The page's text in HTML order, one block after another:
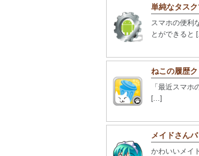
単純なタス
スマホの便利
とができると
ねこの履歴
「最近スマ
[…]
メイドさん
かわいいメイ